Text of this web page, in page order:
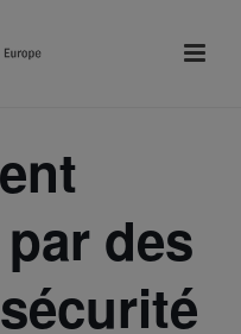
des